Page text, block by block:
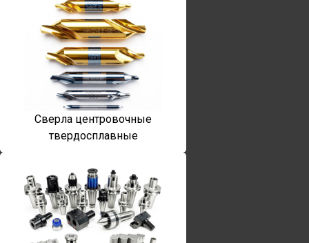
Сверла центровочные
твердосплавные